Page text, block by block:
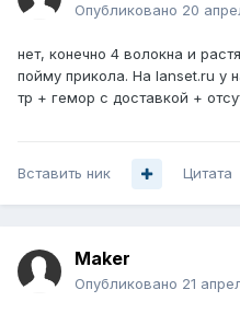
Опубликовано 20
нет, конечно 4 волокна и
пойму прикола. На lanset.ru у
тр + гемор с доставкой +
Вставить ник Цитата
Maker
Опубликовано 21